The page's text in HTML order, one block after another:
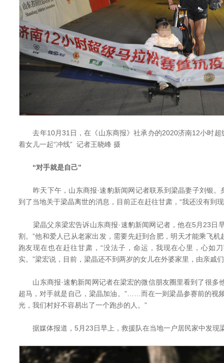
去年10月31日，在《山东商报》社承办的2020济南12小时超
着女儿一起“冲线” 记者王晓峰 摄
“对手就是自己”
昨天下午，山东商报·速豹新闻网记者联系到梁晶妻子刘银。
到了当地关于梁晶离世的消息，目前正在赶往甘肃，“我还没有到
梁晶父亲梁宏告诉山东商报·速豹新闻网记者，他在5月23日
割。”他和爱人已从老家出发，需要先赶到合肥，明天才能乘飞
跑友现在也在赶往甘肃，“没法子，命运，我现在心里，心如
实。”梁宏说，目前，梁晶还不到两岁的女儿在外婆家里，由亲戚
山东商报·速豹新闻网记者在梁宏的微信朋友圈里看到了很多
超马，对手就是自己，梁晶加油。”……而在一则梁晶参赛前的视
光，我们村好不容易出了一个跑步的人。”
据媒体报道，5月23日早上，救援队在当地一户居民家中发现